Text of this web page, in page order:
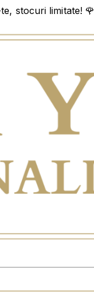
stocuri limitate! 🌹